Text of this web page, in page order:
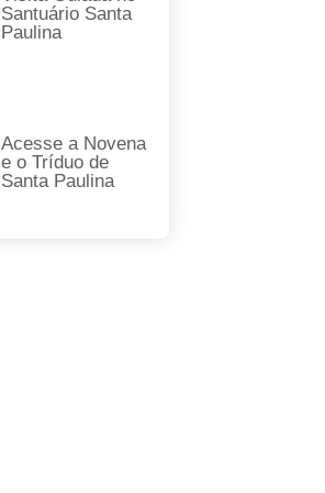
Santuário Santa
Paulina
Acesse a Novena
e o Tríduo de
Santa Paulina